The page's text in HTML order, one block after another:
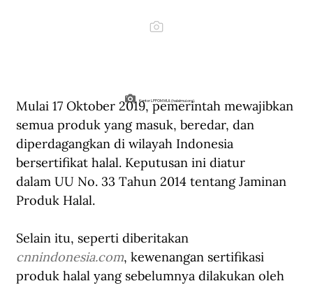
Kantor LPPOM MUI. (halalmui.org).
Mulai 17 Oktober 2019, pemerintah mewajibkan
semua produk yang masuk, beredar, dan
diperdagangkan di wilayah Indonesia
bersertifikat halal. Keputusan ini diatur
dalam UU No. 33 Tahun 2014 tentang Jaminan
Produk Halal.
Selain itu, seperti diberitakan
cnnindonesia.com, kewenangan sertifikasi
produk halal yang sebelumnya dilakukan oleh